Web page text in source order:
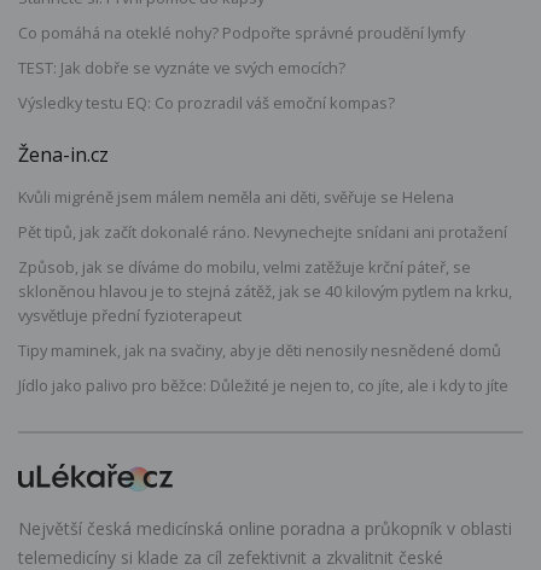
Co pomáhá na oteklé nohy? Podpořte správné proudění lymfy
TEST: Jak dobře se vyznáte ve svých emocích?
Výsledky testu EQ: Co prozradil váš emoční kompas?
Žena-in.cz
Kvůli migréně jsem málem neměla ani děti, svěřuje se Helena
Pět tipů, jak začít dokonalé ráno. Nevynechejte snídani ani protažení
Způsob, jak se díváme do mobilu, velmi zatěžuje krční páteř, se
skloněnou hlavou je to stejná zátěž, jak se 40 kilovým pytlem na krku,
vysvětluje přední fyzioterapeut
Tipy maminek, jak na svačiny, aby je děti nenosily nesnědené domů
Jídlo jako palivo pro běžce: Důležité je nejen to, co jíte, ale i kdy to jíte
Největší česká medicínská online poradna a průkopník v oblasti
telemedicíny si klade za cíl zefektivnit a zkvalitnit české